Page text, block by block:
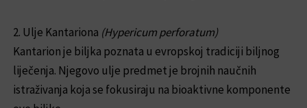
2. Ulje Kantariona (Hypericum perforatum)
Kantarion je biljka poznata u evropskoj tradiciji biljnog
liječenja. Njegovo ulje predmet je brojnih naučnih
istraživanja koja se fokusiraju na bioaktivne komponente